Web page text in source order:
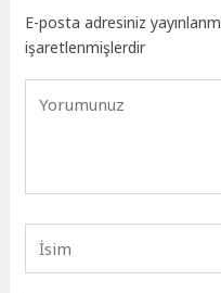
E-posta adresiniz
işaretlenmişlerdir